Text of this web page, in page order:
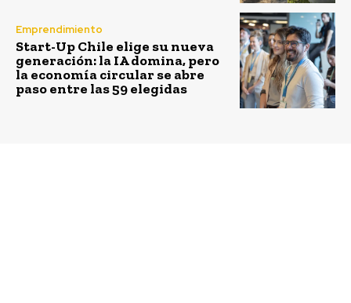
Emprendimiento
Start-Up Chile elige su nueva
generación: la IA domina, pero
la economía circular se abre
paso entre las 59 elegidas